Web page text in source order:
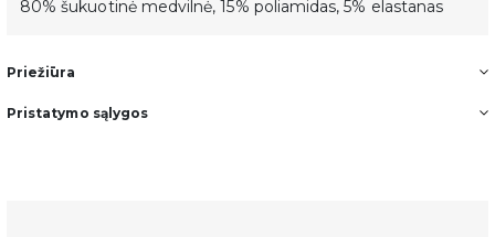
80% šukuotinė medvilnė, 15% poliamidas, 5% elastanas
Priežiūra
Pristatymo sąlygos